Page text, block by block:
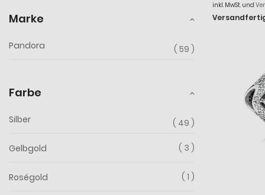
inkl. MwSt. und
Marke
Pandora 59
Farbe
Silber 49
Gelbgold 3
Roségold 1